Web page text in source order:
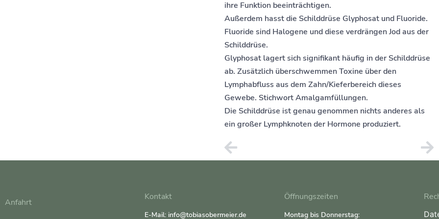
ihre Funktion beeinträchtigen.
Außerdem hasst die Schilddrüse Glyphosat und Fluoride.
Fluoride sind Halogene und diese verdrängen Jod aus der
Schilddrüse.
Glyphosat lagert sich signifikant häufig in der Schilddrüse
ab. Zusätzlich überschwemmen Toxine über den
Lymphabfluss aus dem Zahn/Kieferbereich dieses
Gewebe. Stichwort Amalgamfüllungen.
Die Schilddrüse ist genau genommen nichts anderes als
ein großer Lymphknoten der Hormone produziert.
Anfahrt
Kontakt
E-Mail: info@tobiasobermeier.de
Öffnungszeiten
Montag bis Donnerstag: